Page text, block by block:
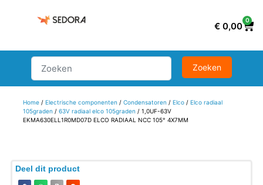
€ 0,00
0
Home/ Electrische componenten / Condensatoren / Elco/ Elco radiaal
105graden / 63V radiaal elco 105graden / 1,0UF-63V
EKMA630ELL1R0MD07D ELCO RADIAAL NCC 105° 4X7MM
Deel dit product